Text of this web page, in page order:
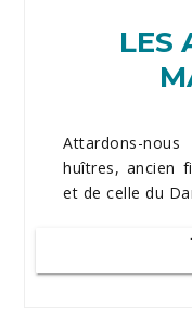
LES
Attardons-
huîtres, ancien
et de celle du